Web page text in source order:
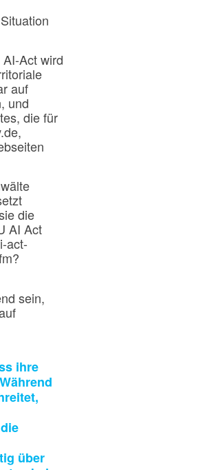
Act wird
auf
und
die für
die
AI Act
act-
sein,
ihre
über